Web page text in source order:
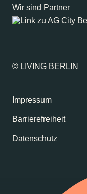
Wir sind Partner
© LIVING BERLIN
Impressum
Barrierefreiheit
Datenschutz